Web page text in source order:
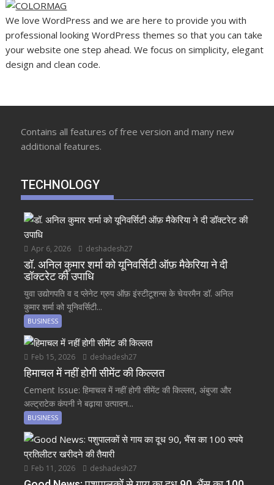
We love WordPress and we are here to provide you with
professional looking WordPress themes so that you can take
your website one step ahead. We focus on simplicity, elegant
design and clean code.
Contains all features of free version and many new
additional features.
TECHNOLOGY
Apr 6, 2026 deshadesh27
डॉ. अनिल कुमार शर्मा को यूनिवर्सिटी ऑफ़ मैकेरिया ने दी
डॉक्टरेट की उपाधि
युवा उद्योगपति व द प्लेनेट ग्रुप ऑफ़ इंस्टीटूशन्स के चेयरमैन डॉ. अनिल
कुमार शर्मा को यूनिवर्सिटी...
BUSINESS
Feb 15, 2026 deshadesh27
हिमाचल में नहीं होगी सीमेंट की किल्लत
Cement Issue: हिमाचल में नहीं होगी सीमेंट की किल्लत, अंबुजा और
अल्ट्राटेक कंपनी ने बढ़ाया उत्पादन...
BUSINESS
Feb 11, 2026 deshadesh27